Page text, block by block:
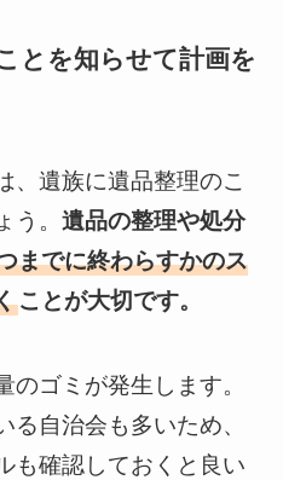
とを知らせて計画を
、遺族に遺品整理のこ
う。 遺品の整理や処分
までに終わらすかのス
ことが大切です。
のゴミが発生します。
る自治会も多いため、
も確認しておくと良い